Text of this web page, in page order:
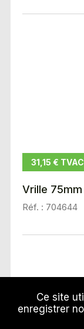
31,15 € TVAC
Vrille 75mm
Réf. : 704644
Ce site
enregistrer